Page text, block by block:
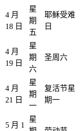
4 月
18 日
星
期
五
耶稣受难
日
4 月
19 日
星
期
六
圣周六
4 月
21 日
星
期
一
复活节星
期一
5 月 1
星